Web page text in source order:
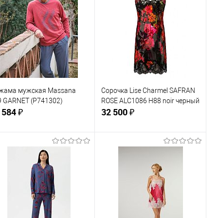
Купить в 1
Сравнение
В избранное В наличии
одежды:
54
Купить в 1
В избранное
Размер одежды:
мужская Massana
GARNET (P741302)
₽
В корзину
В избранное
Сорочка Lise Charmel SAFRAN
ROSE ALC1086 H88 noir черный
32 500 ₽